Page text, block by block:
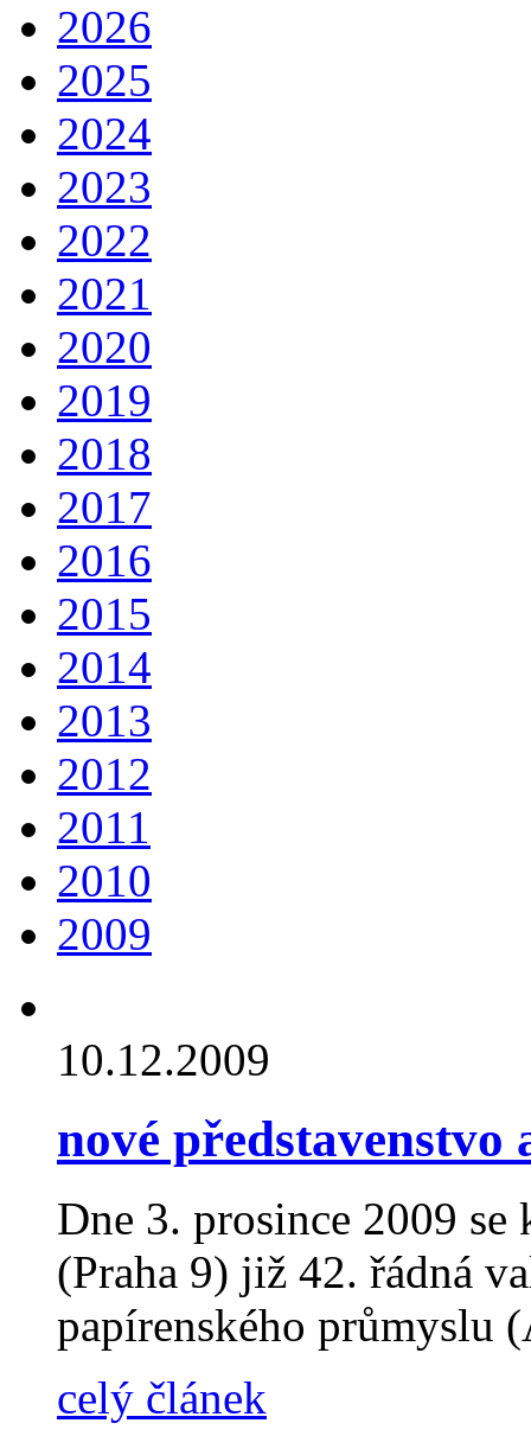
2026
2025
2024
2023
2022
2021
2020
2019
2018
2017
2016
2015
2014
2013
2012
2011
2010
2009
10.12.2009
nové představenstvo
Dne 3. prosince 2009
(Praha 9) již 42. řádná
papírenského průmyslu
celý článek